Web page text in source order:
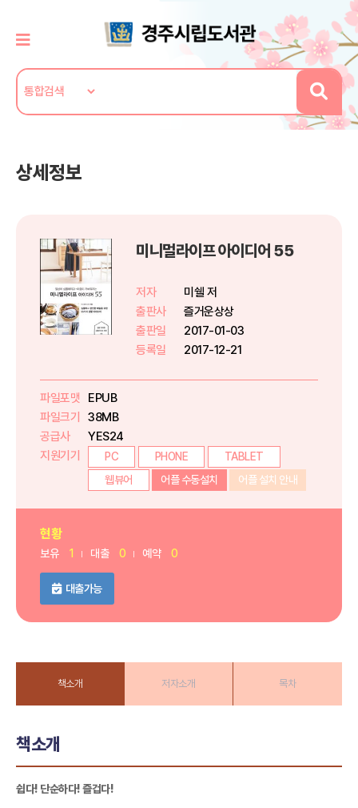
상세정보
미니멀라이프 아이디어 55
저자
미쉘 저
출판사
즐거운상상
출판일
2017-01-03
등록일
2017-12-21
파일포맷
EPUB
파일크기
38MB
공급사
YES24
지원기기
PC PHONE
TABLET
웹뷰어
어플 수동설치 어플 설치 안내
현황
보유 1 대출 0 예약 0
대출가능
책소개 저자소개 목차
책소개
쉽다! 단순하다! 즐겁다!